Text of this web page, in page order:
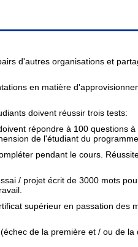
d'autres organisations et
en matière
doivent réussir trois tests:
répondre à 100 questions
de l'étudiant du
pendant le cours.
/ projet écrit de 3000 mots
supérieur en passation des
de la première et / ou de